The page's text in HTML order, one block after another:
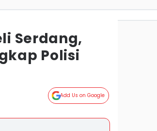
Serdang,
Polisi
Add Us on Google